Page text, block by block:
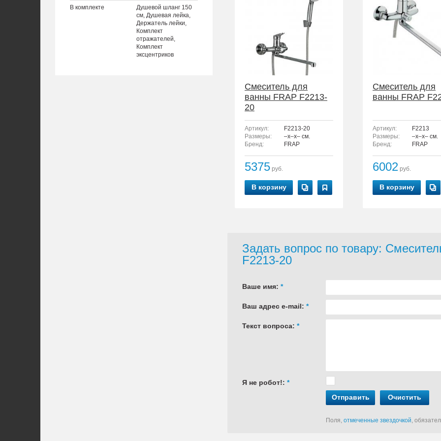
В комплекте
Душевой шланг 150
см, Душевая лейка,
Держатель лейки,
Комплект
отражателей,
Комплект
эксцентриков
Смеситель для
ванны FRAP F2213-
20
Артикул:
F2213-20
Размеры:
–x–x– см.
Бренд:
FRAP
5375 руб.
В корзину
Смеситель для
ванны FRAP
Артикул:
F2213
Размеры:
–x–x– см.
Бренд:
FRAP
6002 руб.
В корзину
Задать вопрос по товару:
F2213-20
Ваше имя: *
Ваш адрес e-mail: *
Текст вопроса: *
Я не робот!: *
Отправить
Очистить
Поля, отмеченные звездочкой,